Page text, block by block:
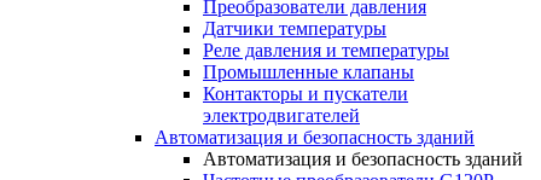
Преобразователи давления
Датчики температуры
Реле давления и температуры
Промышленные клапаны
Контакторы и пускатели
электродвигателей
Автоматизация и безопасность зданий
Автоматизация и безопасность зданий